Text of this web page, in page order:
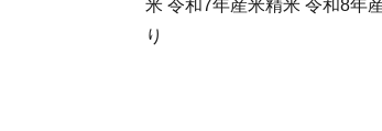
米 令和7年産米精米 令和8年
り